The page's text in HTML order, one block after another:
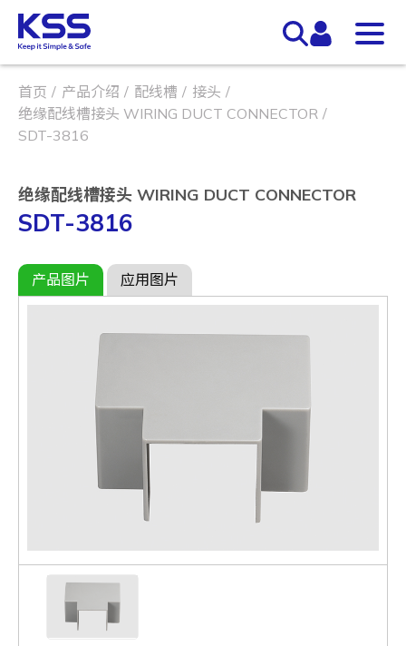
首页 产品介绍 配线槽
接头
绝缘配线槽接头 WIRING DUCT CONNECTOR
SDT-3816
绝缘配线槽接头 WIRING DUCT CONNECTOR
SDT-3816
产品图片 应用图片